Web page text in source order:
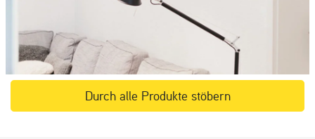
Durch alle Produkte stöbern